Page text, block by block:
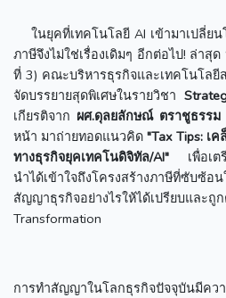
ในยุคที่เทคโนโลยี AI เข้ามาเปลี่ย
ภาษีจึงไม่ใช่เรื่องเดิมๆ อีกต่อไป! ล่า
ที่ 3) คณะบริหารธุรกิจและเทคโนโลยี
จัดบรรยายสุดพิเศษในรายวิชา
เกียรติจาก ผศ.ดุลยลักษณ์ ตราชูธรรม
หน้า มาถ่ายทอดแนวคิด "Tax Tips: เ
ทางธุรกิจยุคเทคโนดิจิทัล/AI" เพื่อเต
นำได้เข้าใจถึงโครงสร้างภาษีที่ซับซ้
สัญญาธุรกิจอย่างไรให้ได้เปรียบและถู
Transformation
การทำสัญญาในโลกธุรกิจปัจจุบันมี